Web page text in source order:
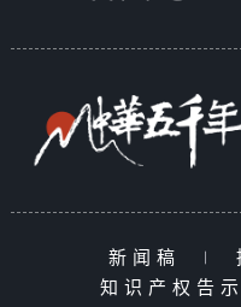
新闻稿 |
知识产权告